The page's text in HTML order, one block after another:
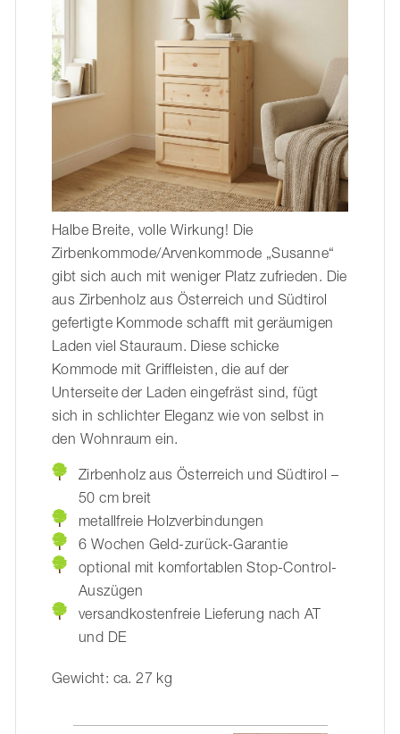
Halbe Breite, volle Wirkung! Die
Zirbenkommode/Arvenkommode „Susanne“
gibt sich auch mit weniger Platz zufrieden. Die
aus Zirbenholz aus Österreich und Südtirol
gefertigte Kommode schafft mit geräumigen
Laden viel Stauraum. Diese schicke
Kommode mit Griffleisten, die auf der
Unterseite der Laden eingefräst sind, fügt
sich in schlichter Eleganz wie von selbst in
den Wohnraum ein.
Zirbenholz aus Österreich und Südtirol –
50 cm breit
metallfreie Holzverbindungen
6 Wochen Geld-zurück-Garantie
optional mit komfortablen Stop-Control-
Auszügen
versandkostenfreie Lieferung nach AT
und DE
Gewicht: ca. 27 kg